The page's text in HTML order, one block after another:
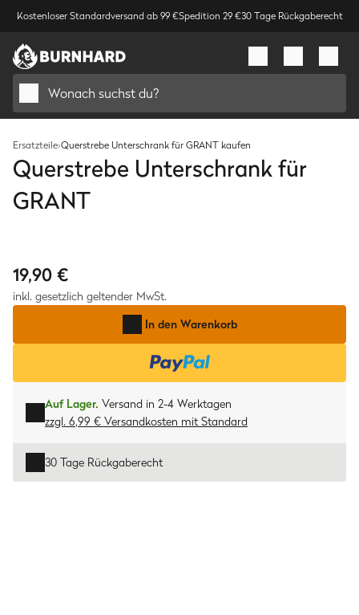
Kostenloser Standardversand ab 99 €Spedition 29 €30 Tage Rückgaberecht
Wonach suchst du?
Ersatzteile›Querstrebe Unterschrank für GRANT kaufen
Querstrebe Unterschrank für
GRANT
19,90 €
inkl. gesetzlich geltender MwSt.
In den Warenkorb
Auf Lager. Versand in 2-4 Werktagen
zzgl. 6,99 € Versandkosten mit Standard
30 Tage Rückgaberecht